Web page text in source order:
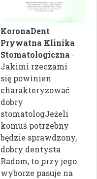
KoronaDent
Prywatna Klinika
Stomatologiczna -
Jakimi rzeczami
się powinien
charakteryzować
dobry
stomatologJeżeli
komuś potrzebny
będzie sprawdzony,
dobry dentysta
Radom, to przy jego
wyborze pasuje na